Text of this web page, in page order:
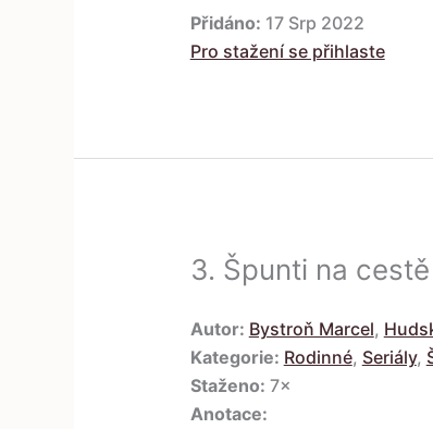
Přidáno: 17 Srp 2022
Pro stažení se přihlaste
3. Špunti na
Autor: Bystroň Marcel,
Kategorie: Rodinné, Seriály,
Staženo: 7×
Anotace: